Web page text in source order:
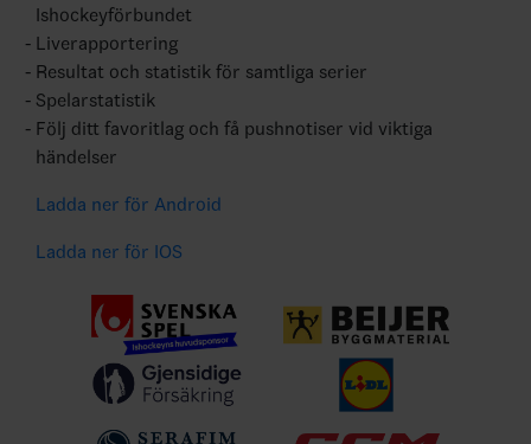
Ishockeyförbundet
Liverapportering
Resultat och statistik för samtliga serier
Spelarstatistik
Följ ditt favoritlag och få pushnotiser vid viktiga
händelser
Ladda ner för Android
Ladda ner för IOS